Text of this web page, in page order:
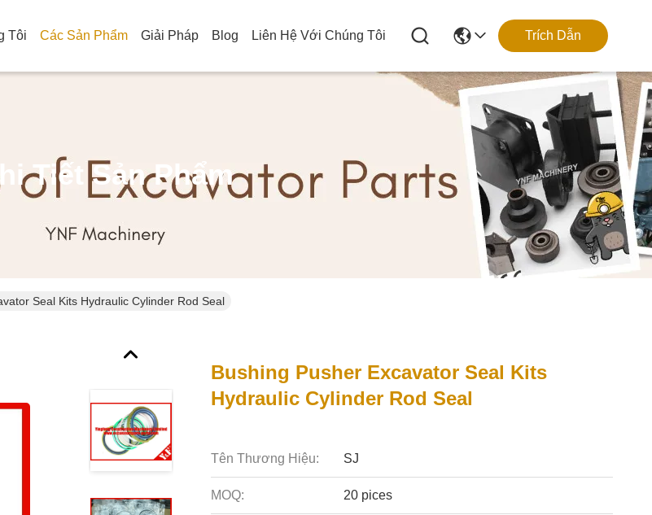
Tôi Các Sản Phẩm Giải Pháp Blog Liên Hệ Với Chúng Tôi Trích Dẫn
Tiết Sản Phẩm
Seal Kits Hydraulic Cylinder Rod Seal
Bushing Pusher Excavator Seal Kits
Hydraulic Cylinder Rod Seal
Tên Thương Hiệu: SJ
MOQ: 20 pices